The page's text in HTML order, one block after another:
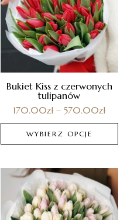
Bukiet Kiss z czerwonych
tulipanów
170.00zł –570.00zł
WYBIERZ OPCJE